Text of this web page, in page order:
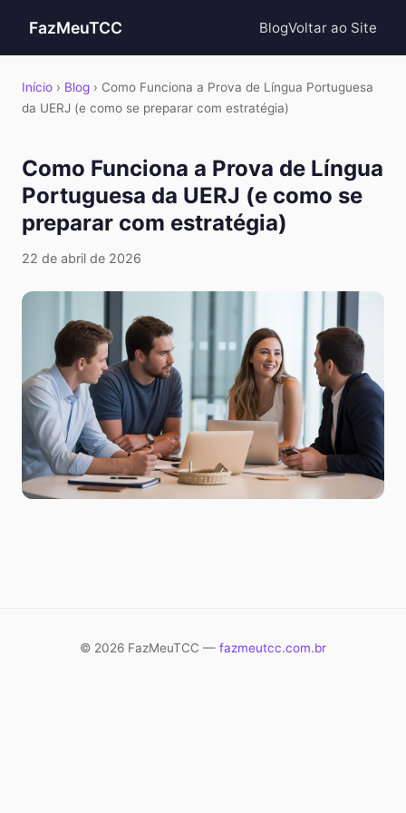
FazMeuTCC BlogVoltar ao Site
Início › Blog › Como Funciona a Prova de Língua Portuguesa
da UERJ (e como se preparar com estratégia)
Como Funciona a Prova de Língua
Portuguesa da UERJ (e como se
preparar com estratégia)
22 de abril de 2026
© 2026 FazMeuTCC — fazmeutcc.com.br